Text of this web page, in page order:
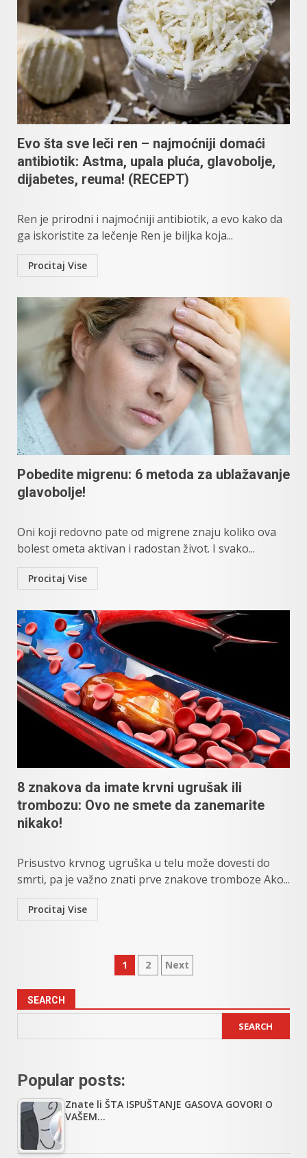
Evo šta sve leči ren – najmoćniji domaći
antibiotik: Astma, upala pluća, glavobolje,
dijabetes, reuma! (RECEPT)
Ren je prirodni i najmoćniji antibiotik, a evo kako da
ga iskoristite za lečenje Ren je biljka koja...
Procitaj Vise
Pobedite migrenu: 6 metoda za ublažavanje
glavobolje!
Oni koji redovno pate od migrene znaju koliko ova
bolest ometa aktivan i radostan život. I svako...
Procitaj Vise
8 znakova da imate krvni ugrušak ili
trombozu: Ovo ne smete da zanemarite
nikako!
Prisustvo krvnog ugruška u telu može dovesti do
smrti, pa je važno znati prve znakove tromboze Ako...
Procitaj Vise
Posts
1 2 Next
SEARCH
SEARCH
Popular posts:
Znate li ŠTA ISPUŠTANJE GASOVA GOVORI O
VAŠEM…